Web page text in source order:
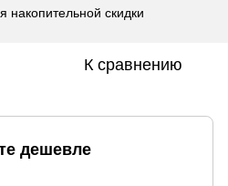
накопительной скидки
К сравнению
дешевле